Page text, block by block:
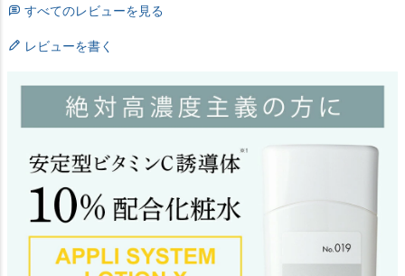
すべてのレビューを見る
レビューを書く